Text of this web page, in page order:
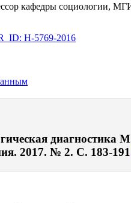
кафедры
H-5769-2016
диагностика
2017. № 2. С. 183-